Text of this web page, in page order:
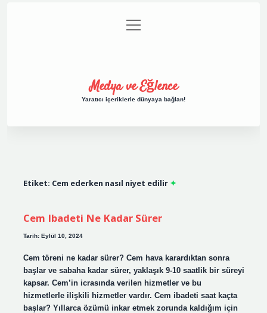
Gizlilik Politikası
menüyü
aç
Medya ve Eğlence
Yaratıcı içeriklerle dünyaya bağlan!
Etiket: Cem ederken nasıl niyet edilir
Cem Ibadeti Ne Kadar Sürer
Tarih: Eylül 10, 2024
Cem töreni ne kadar sürer? Cem hava karardıktan sonra
başlar ve sabaha kadar sürer, yaklaşık 9-10 saatlik bir süreyi
kapsar. Cem’in icrasında verilen hizmetler ve bu
hizmetlerle ilişkili hizmetler vardır. Cem ibadeti saat kaçta
başlar? Yıllarca özümü inkar etmek zorunda kaldığım için